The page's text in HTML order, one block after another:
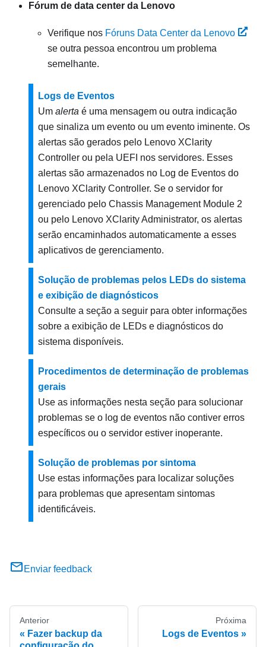
Fórum de data center da Lenovo
Verifique nos Fóruns Data Center da Lenovo
se outra pessoa encontrou um problema
semelhante.
Logs de Eventos
Um alerta é uma mensagem ou outra indicação
que sinaliza um evento ou um evento iminente. Os
alertas são gerados pelo Lenovo XClarity
Controller ou pela UEFI nos servidores. Esses
alertas são armazenados no Log de Eventos do
Lenovo XClarity Controller. Se o servidor for
gerenciado pelo Chassis Management Module 2
ou pelo Lenovo XClarity Administrator, os alertas
serão encaminhados automaticamente a esses
aplicativos de gerenciamento.
Solução de problemas pelos LEDs do sistema
e exibição de diagnósticos
Consulte a seção a seguir para obter informações
sobre a exibição de LEDs e diagnósticos do
sistema disponíveis.
Procedimentos de determinação de problemas
gerais
Use as informações nesta seção para solucionar
problemas se o log de eventos não contiver erros
específicos ou o servidor estiver inoperante.
Solução de problemas por sintoma
Use estas informações para localizar soluções
para problemas que apresentam sintomas
identificáveis.
Enviar feedback
Anterior
Fazer backup da
Próxima
Logs de Eventos